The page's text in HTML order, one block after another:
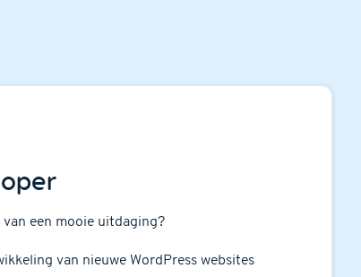
van een mooie uitdaging?
van nieuwe WordPress websites